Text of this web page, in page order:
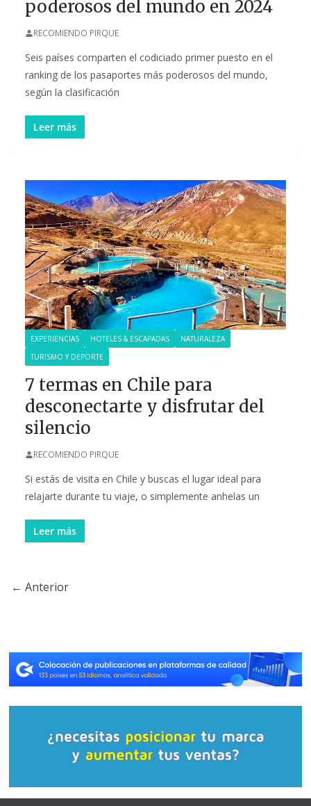
poderosos del mundo en 2024
RECOMIENDO PIRQUE
Seis países comparten el codiciado primer puesto en el
ranking de los pasaportes más poderosos del mundo,
según la clasificación
Leer más
EXPERIENCIAS HOTELES & ESCAPADAS
NATURALEZA
TURISMO Y DEPORTE
7 termas en Chile para
desconectarte y disfrutar del
silencio
RECOMIENDO PIRQUE
Si estás de visita en Chile y buscas el lugar ideal para
relajarte durante tu viaje, o simplemente anhelas un
Leer más
← Anterior